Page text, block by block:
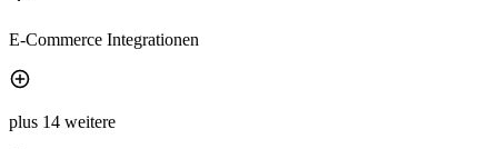
E-Commerce Integrationen
plus 14 weitere